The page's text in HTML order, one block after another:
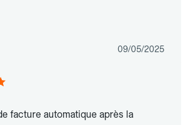
09/05/2025
facture automatique après la